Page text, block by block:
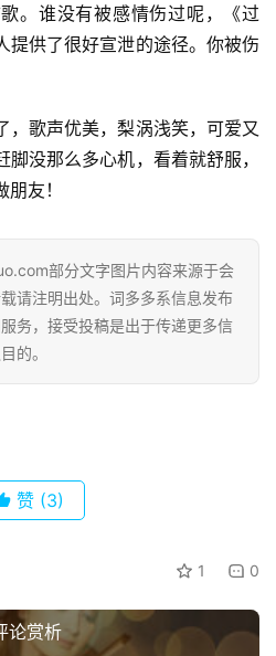
。谁没有被感情伤过呢，《过
提供了很好宣泄的途径。你被伤
，歌声优美，梨涡浅笑，可爱又
没那么多心机，看着就舒服，
友！
部分文字图片内容来源于会
请注明出处。词多多系信息发布
务，接受投稿是出于传递更多信
的。
赞 (3)
1 0
论赏析